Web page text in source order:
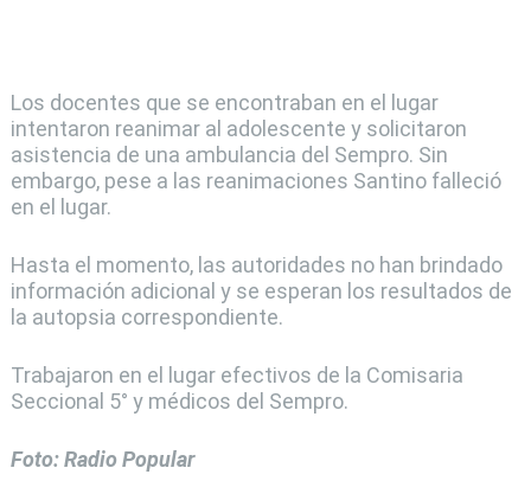
Los docentes que se encontraban en el lugar
intentaron reanimar al adolescente y solicitaron
asistencia de una ambulancia del Sempro. Sin
embargo, pese a las reanimaciones Santino falleció
en el lugar.
Hasta el momento, las autoridades no han brindado
información adicional y se esperan los resultados de
la autopsia correspondiente.
Trabajaron en el lugar efectivos de la Comisaria
Seccional 5° y médicos del Sempro.
Foto: Radio Popular